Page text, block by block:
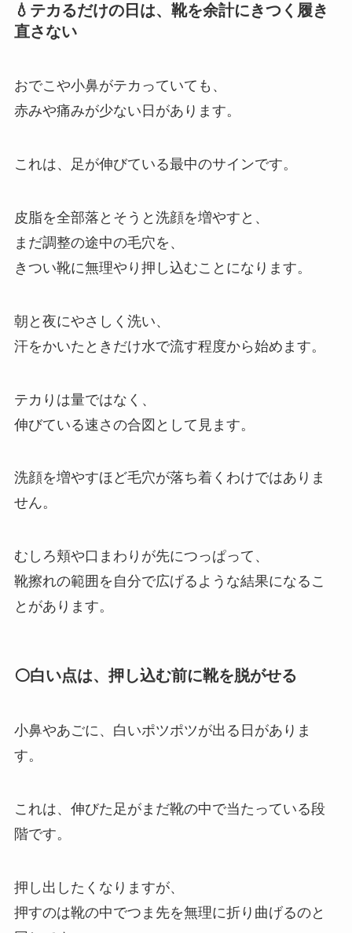
💧テカるだけの日は、靴を余計にきつく履き
直さない
おでこや小鼻がテカっていても、
赤みや痛みが少ない日があります。
これは、足が伸びている最中のサインです。
皮脂を全部落とそうと洗顔を増やすと、
まだ調整の途中の毛穴を、
きつい靴に無理やり押し込むことになります。
朝と夜にやさしく洗い、
汗をかいたときだけ水で流す程度から始めます。
テカりは量ではなく、
伸びている速さの合図として見ます。
洗顔を増やすほど毛穴が落ち着くわけではありま
せん。
むしろ頬や口まわりが先につっぱって、
靴擦れの範囲を自分で広げるような結果になるこ
とがあります。
⚪白い点は、押し込む前に靴を脱がせる
小鼻やあごに、白いポツポツが出る日がありま
す。
これは、伸びた足がまだ靴の中で当たっている段
階です。
押し出したくなりますが、
押すのは靴の中でつま先を無理に折り曲げるのと